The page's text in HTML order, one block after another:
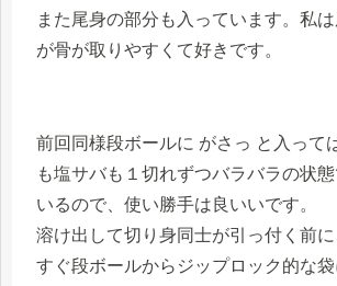
また尾身の部分も入っています。私
が骨が取りやすくて好きです。
前回同様段ボールに がさっ と入って
も塩サバも１切れずつバラバラの状
いるので、使い勝手は良いいです。
溶け出して切り身同士が引っ付く前
すぐ段ボールからジップロック的な袋